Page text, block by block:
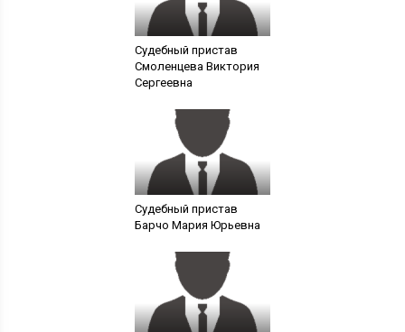
Судебный пристав
Смоленцева Виктория
Сергеевна
Судебный пристав
Барчо Мария Юрьевна